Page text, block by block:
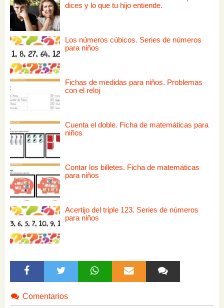
dices y lo que tu hijo entiende.
Los números cúbicos. Series de números
para niños
Fichas de medidas para niños. Problemas
con el reloj
Cuenta el doble. Ficha de matemáticas para
niños
Contar los billetes. Ficha de matemáticas
para niños
Acertijo del triple 123. Series de números
para niños
Comentarios